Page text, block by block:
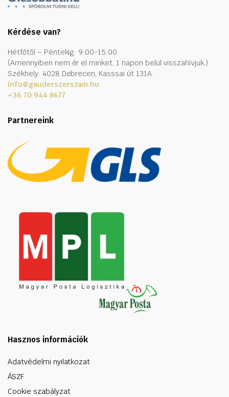
Kérdése van?
Hétfőtől – Péntekig: 9:00-15:00
(Amennyiben nem ér el minket, 1 napon belül visszahívjuk.)
Székhely: 4028 Debrecen, Kasssai út 131A.
info@gauderszerszam.hu
+36 70 944 8677
Partnereink
Hasznos információk
Adatvédelmi nyilatkozat
ÁSZF
Cookie szabályzat